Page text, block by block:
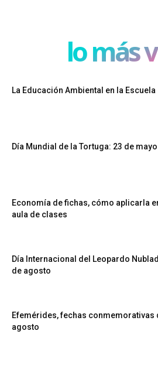
lo más
La Educación Ambiental en la Escuela
Día Mundial de la Tortuga: 23 de mayo
Economía de fichas, cómo aplicarla
aula de clases
Día Internacional del Leopardo
de agosto
Efemérides, fechas conmemorativas
agosto